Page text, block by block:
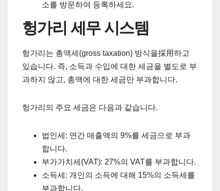
소를 방문하여 등록하세요.
헝가리 세무 시스템
헝가리는 총액세(gross taxation) 방식을採用하고
있습니다. 즉, 소득과 수입에 대한 세금을 별도로 부
과하지 않고, 총액에 대한 세금만 부과합니다.
헝가리의 주요 세금은 다음과 같습니다.
법인세: 연간 매출액의 9%를 세금으로 부과
합니다.
부가가치세(VAT): 27%의 VAT를 부과합니다.
소득세: 개인의 소득에 대해 15%의 소득세를
부과합니다.